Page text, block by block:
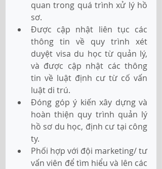
quan trong quá trình xử lý hồ
sơ.
Được cập nhật liên tục các
thông tin về quy trình xét
duyệt visa du học từ quản lý,
và được cập nhật các thông
tin về luật định cư từ cố vấn
luật di trú.
Đóng góp ý kiến xây dựng và
hoàn thiện quy trình quản lý
hồ sơ du học, định cư tại công
ty.
Phối hợp với đội marketing/ tư
vấn viên để tìm hiểu và lên các